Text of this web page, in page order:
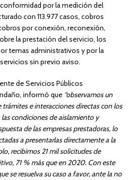
por la medición del
con 113.977 casos, cobros
por conexión, reconexión,
la prestación del servicio, los
temas administrativos y por la
sin previo aviso.
de Servicios Públicos
informó que “observamos un
e interacciones directas con los
condiciones de aislamiento y
de las empresas prestadoras, lo
a presentarlas directamente a la
recibimos 21 mil solicitudes de
71 % más que en 2020. Con este
se resuelva su caso a favor, ante la no